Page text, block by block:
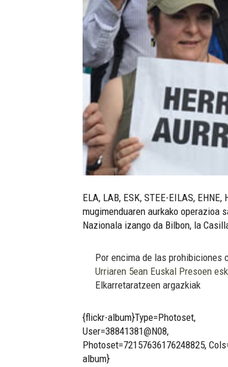
ELA, LAB, ESK, STEE-EILAS,
mugimenduaren aurkako operazioa
Nazionala izango da Bilbon, la
Por encima de las prohibiciones
Urriaren 5ean Euskal Presoen
Elkarretaratzeen argazkiak
{flickr-album}Type=Photoset,
User=38841381@N08,
Photoset=72157636176248825,
album}